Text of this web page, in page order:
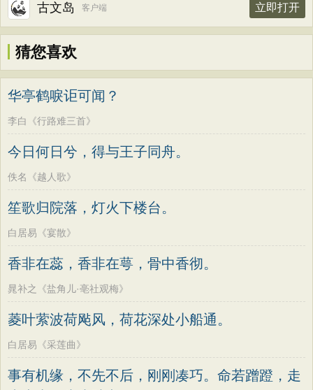
古文岛 客户端 立即打开
猜您喜欢
华亭鹤唳讵可闻？
李白《行路难三首》
今日何日兮，得与王子同舟。
佚名《越人歌》
笙歌归院落，灯火下楼台。
白居易《宴散》
香非在蕊，香非在萼，骨中香彻。
晁补之《盐角儿·亳社观梅》
菱叶萦波荷飐风，荷花深处小船通。
白居易《采莲曲》
事有机缘，不先不后，刚刚凑巧。命若蹭蹬，走